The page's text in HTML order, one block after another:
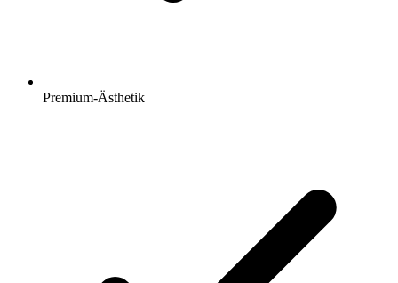
Premium-Ästhetik